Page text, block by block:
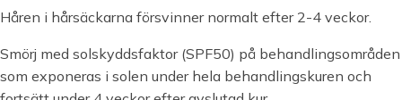
Håren i hårsäckarna försvinner normalt efter 2-4 veckor.
Smörj med solskyddsfaktor (SPF50) på behandlingsområden
som exponeras i solen under hela behandlingskuren och